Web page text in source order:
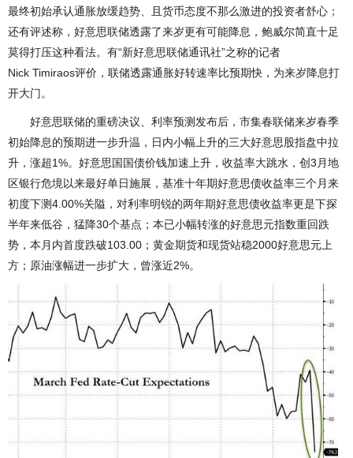
最终初始承认通胀放缓趋势、且货币态度不那么激进的投资者舒心；
还有评述称，好意思联储透露了来岁更有可能降息，鲍威尔简直十足
莫得打压这种看法。有“新好意思联储通讯社”之称的记者
Nick Timiraos评价，联储透露通胀好转速率比预期快，为来岁降息打
开大门。
好意思联储的重磅决议、利率预测发布后，市集春联储来岁春季
初始降息的预期进一步升温，日内小幅上升的三大好意思股指盘中拉
升，涨超1%。好意思国国债价钱加速上升，收益率大跳水，创3月地
区银行危境以来最好单日施展，基准十年期好意思债收益率三个月来
初度下测4.00%关隘，对利率明锐的两年期好意思债收益率更是下探
半年来低谷，猛降30个基点；本已小幅转涨的好意思元指数重回跌
势，本月内首度跌破103.00；黄金期货和现货站稳2000好意思元上
方；原油涨幅进一步扩大，曾涨近2%。